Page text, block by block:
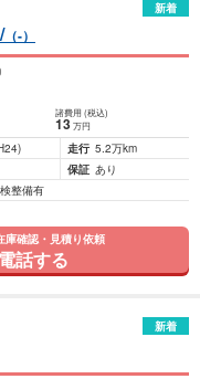
新着
（-）
諸費用 (税込)
13 万円
走行 5.2万km
保証 あり
整備有
庫確認・見積り依頼
電話する
新着